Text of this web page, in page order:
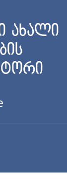
ახალი